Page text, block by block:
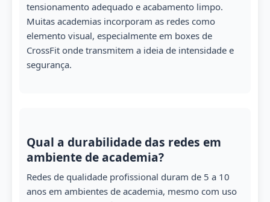
tensionamento adequado e acabamento limpo.
Muitas academias incorporam as redes como
elemento visual, especialmente em boxes de
CrossFit onde transmitem a ideia de intensidade e
segurança.
Qual a durabilidade das redes em
ambiente de academia?
Redes de qualidade profissional duram de 5 a 10
anos em ambientes de academia, mesmo com uso